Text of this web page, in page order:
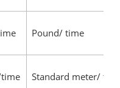
Pound/ time
Standard meter/